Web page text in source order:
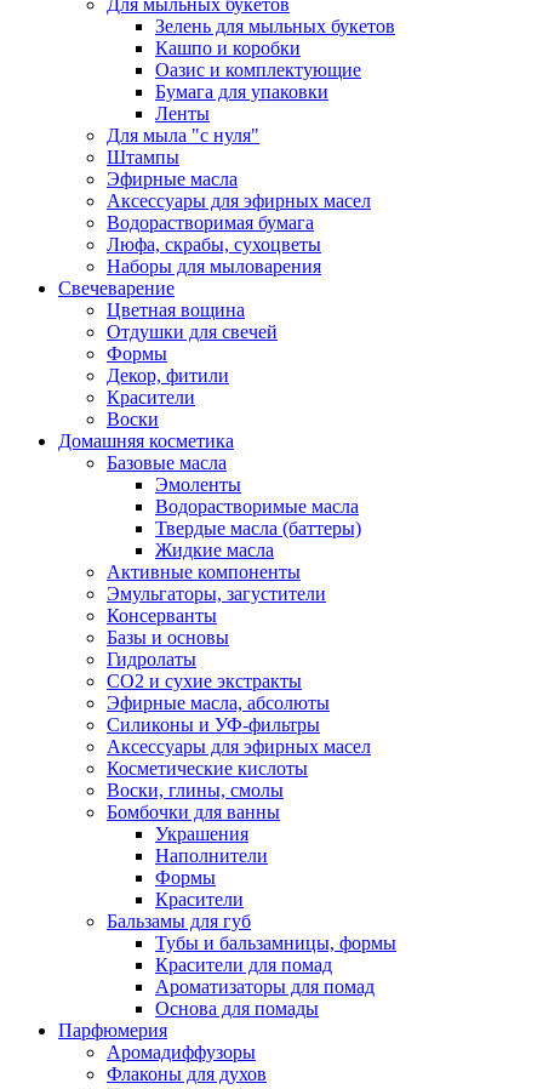
Для мыльных букетов
Зелень для мыльных букетов
Кашпо и коробки
Оазис и комплектующие
Бумага для упаковки
Ленты
Для мыла "с нуля"
Штампы
Эфирные масла
Аксессуары для эфирных масел
Водорастворимая бумага
Люфа, скрабы, сухоцветы
Наборы для мыловарения
Свечеварение
Цветная вощина
Отдушки для свечей
Формы
Декор, фитили
Красители
Воски
Домашняя косметика
Базовые масла
Эмоленты
Водорастворимые масла
Твердые масла (баттеры)
Жидкие масла
Активные компоненты
Эмульгаторы, загустители
Консерванты
Базы и основы
Гидролаты
СО2 и сухие экстракты
Эфирные масла, абсолюты
Силиконы и УФ-фильтры
Аксессуары для эфирных масел
Косметические кислоты
Воски, глины, смолы
Бомбочки для ванны
Украшения
Наполнители
Формы
Красители
Бальзамы для губ
Тубы и бальзамницы, формы
Красители для помад
Ароматизаторы для помад
Основа для помады
Парфюмерия
Аромадиффузоры
Флаконы для духов